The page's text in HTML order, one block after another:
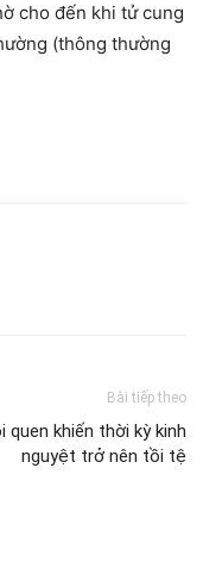
cho đến khi tử cung
(thông thường
Bài tiếp theo
quen khiến thời kỳ kinh
nguyệt trở nên tồi tệ